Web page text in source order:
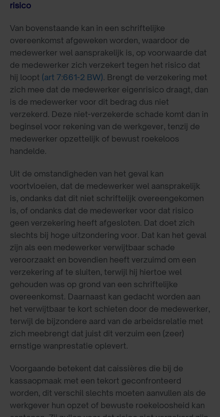
risico
Van bovenstaande kan in een schriftelijke
overeenkomst afgeweken worden, waardoor de
medewerker wel aansprakelijk is, op voorwaarde dat
de medewerker zich verzekert tegen het risico dat
hij loopt (art 7:661-2 BW). Brengt de verzekering met
zich mee dat de medewerker eigenrisico draagt, dan
is de medewerker voor dit bedrag dus niet
verzekerd. Deze niet-verzekerde schade komt dan in
beginsel voor rekening van de werkgever, tenzij de
medewerker opzettelijk of bewust roekeloos
handelde.
Uit de omstandigheden van het geval kan
voortvloeien, dat de medewerker wel aansprakelijk
is, ondanks dat dit niet schriftelijk overeengekomen
is, of ondanks dat de medewerker voor dat risico
geen verzekering heeft afgesloten. Dat doet zich
slechts bij hoge uitzondering voor. Dat kan het geval
zijn als een medewerker verwijtbaar schade
veroorzaakt en bovendien heeft verzuimd om een
verzekering af te sluiten, terwijl hij hiertoe wel
gehouden was op grond van een schriftelijke
overeenkomst. Daarnaast kan gedacht worden aan
het verwijtbaar te kort schieten door de medewerker,
terwijl de bijzondere aard van de arbeidsrelatie met
zich meebrengt dat juist dit verzuim een (zeer)
ernstige wanprestatie oplevert.
Voorgaande betekent dat caissières die bij de
kassaopmaak met een tekort geconfronteerd
worden, dit verschil slechts moeten aanvullen als de
werkgever hun opzet of bewuste roekeloosheid kan